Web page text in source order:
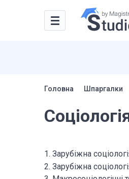
Головна Шпаргалки
1. Зарубіжна
2. Зарубіжна